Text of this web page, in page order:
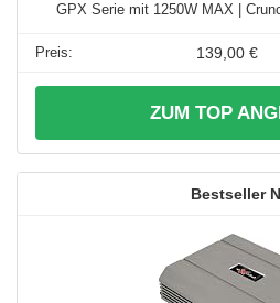
GPX Serie mit 1250W MAX |
139,00 €
ZUM TOP